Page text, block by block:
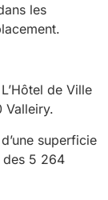
les
de Ville
Valleiry.
superficie
des 5 264